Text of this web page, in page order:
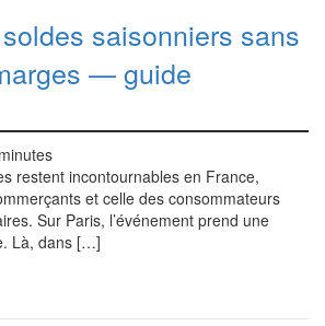
saisonniers sans
— guide
minutes
restent incontournables en France,
et celle des consommateurs
Sur Paris, l’événement prend une
Là, dans […]